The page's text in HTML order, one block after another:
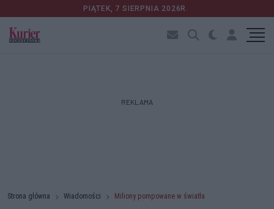
PIĄTEK, 7 SIERPNIA 2026R.
REKLAMA
Strona główna Wiadomości Miliony pompowane w światła